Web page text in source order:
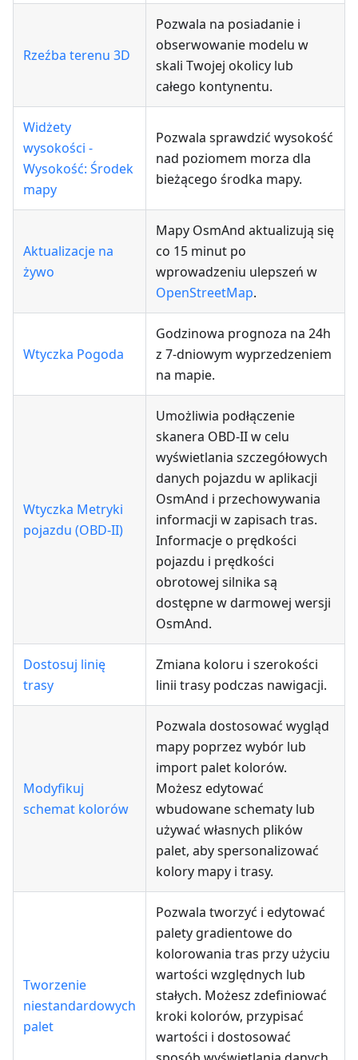
Rzeźba terenu 3D
Pozwala na posiadanie i
obserwowanie modelu w
skali Twojej okolicy lub
całego kontynentu.
Widżety
wysokości -
Wysokość: Środek
mapy
Pozwala sprawdzić wysokość
nad poziomem morza dla
bieżącego środka mapy.
Aktualizacje na
żywo
Mapy OsmAnd aktualizują się
co 15 minut po
wprowadzeniu ulepszeń w
OpenStreetMap.
Wtyczka Pogoda
Godzinowa prognoza na 24h
z 7-dniowym wyprzedzeniem
na mapie.
Wtyczka Metryki
pojazdu (OBD-II)
Umożliwia podłączenie
skanera OBD-II w celu
wyświetlania szczegółowych
danych pojazdu w aplikacji
OsmAnd i przechowywania
informacji w zapisach tras.
Informacje o prędkości
pojazdu i prędkości
obrotowej silnika są
dostępne w darmowej wersji
OsmAnd.
Dostosuj linię
trasy
Zmiana koloru i szerokości
linii trasy podczas nawigacji.
Modyfikuj
schemat kolorów
Pozwala dostosować wygląd
mapy poprzez wybór lub
import palet kolorów.
Możesz edytować
wbudowane schematy lub
używać własnych plików
palet, aby spersonalizować
kolory mapy i trasy.
Tworzenie
niestandardowych
palet
Pozwala tworzyć i edytować
palety gradientowe do
kolorowania tras przy użyciu
wartości względnych lub
stałych. Możesz zdefiniować
kroki kolorów, przypisać
wartości i dostosować